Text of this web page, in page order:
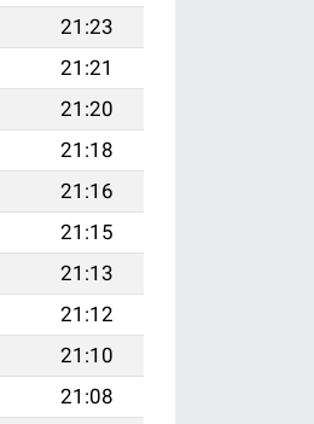
21:23
21:21
21:20
21:18
21:16
21:15
21:13
21:12
21:10
21:08